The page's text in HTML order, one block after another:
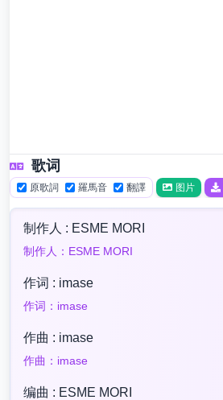
歌词
原歌詞 羅馬音 翻譯 图片
制作人 : ESME MORI
制作人：ESME MORI
作词 : imase
作词：imase
作曲 : imase
作曲：imase
编曲 : ESME MORI